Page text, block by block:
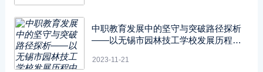
中职教育发展中的坚守与突破路径探析
——以无锡市园林技工学校发展历程中
2023-11-21